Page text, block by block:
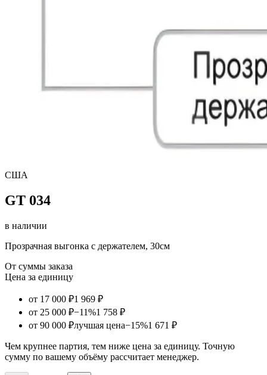
США
GT 034
в наличии
Прозрачная выгонка с держателем, 30см
От суммы заказа
Цена за единицу
от 17 000 ₽1 969 ₽
от 25 000 ₽−11%1 758 ₽
от 90 000 ₽лучшая цена−15%1 671 ₽
Чем крупнее партия, тем ниже цена за единицу. Точную
сумму по вашему объёму рассчитает менеджер.